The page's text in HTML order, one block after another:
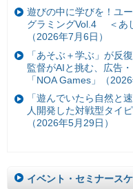
遊びの中に学びを！ユ
グラミングVol.4 ＜あ
（2026年7月6日）
「あそぶ＋学ぶ」が反
監督がAIと挑む、広告
「NOA Games」（
「遊んでいたら自然と
人開発した対戦型タイ
（2026年5月29日）
イベント・セミナース